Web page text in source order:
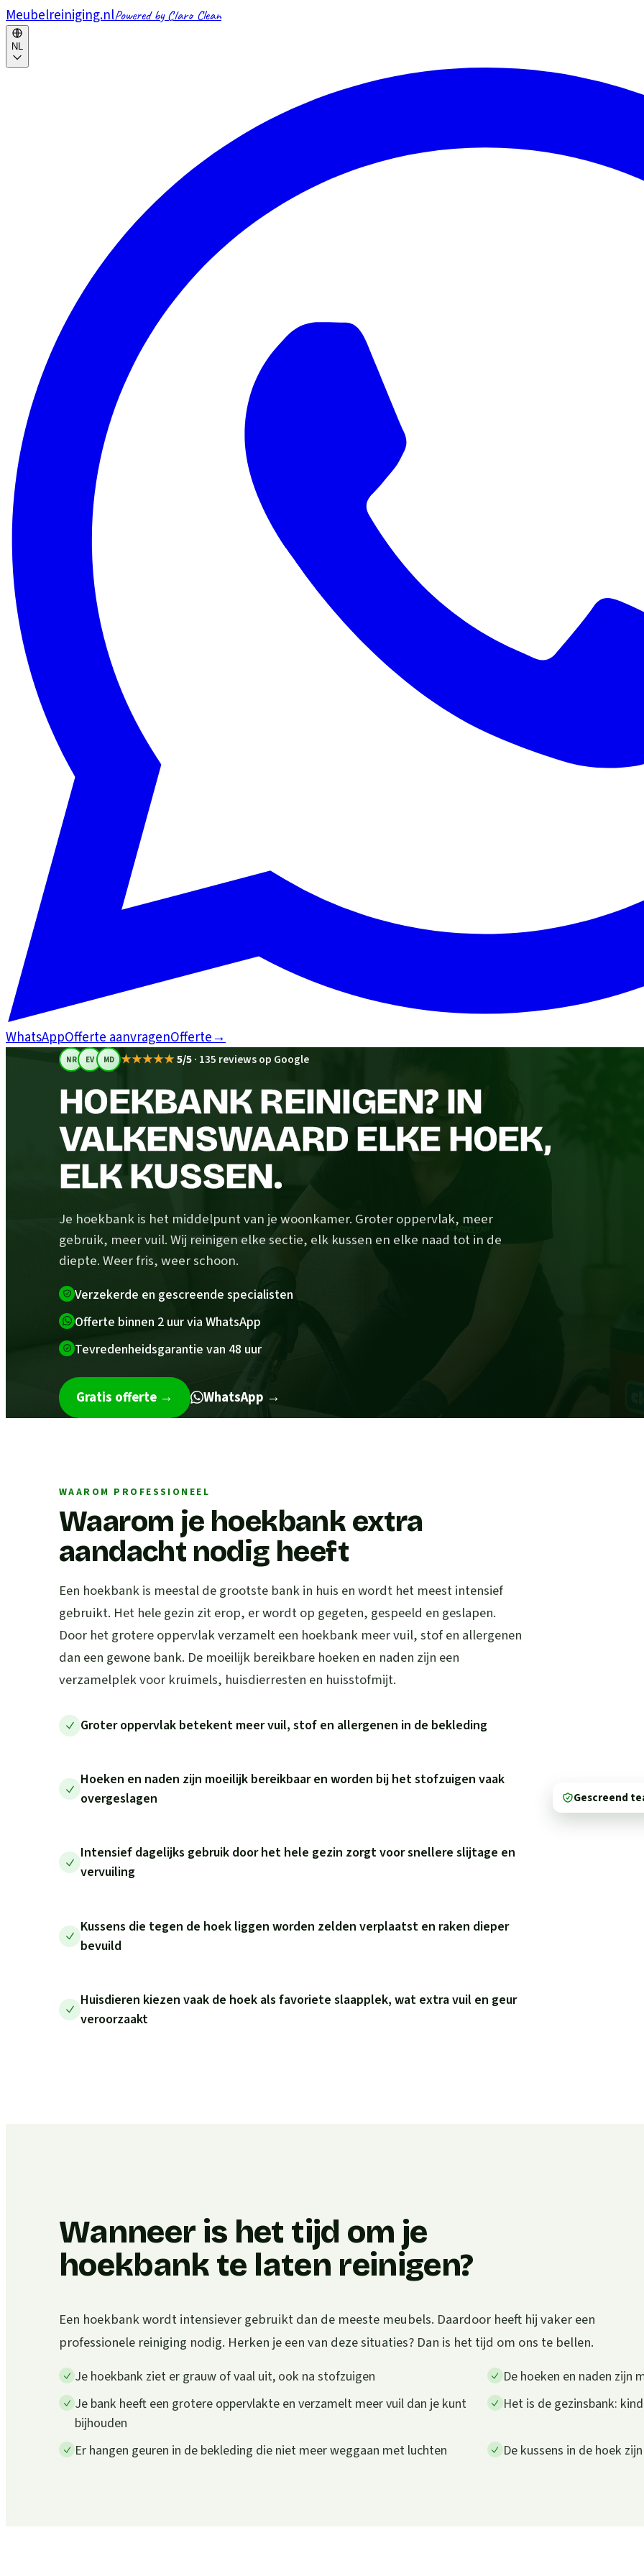
Meubelreiniging.nlPowered by Claro Clean
NL
WhatsAppOfferte aanvragenOfferte→
NR EV MD ★★★★★5/5· 135 reviews op Google
HOEKBANK REINIGEN? IN
VALKENSWAARD ELKE HOEK,
ELK KUSSEN.
Je hoekbank is het middelpunt van je woonkamer. Groter oppervlak, meer
gebruik, meer vuil. Wij reinigen elke sectie, elk kussen en elke naad tot in de
diepte. Weer fris, weer schoon.
Verzekerde en gescreende specialisten
Offerte binnen 2 uur via WhatsApp
Tevredenheidsgarantie van 48 uur
Gratis offerte → WhatsApp →
WAAROM PROFESSIONEEL
Waarom je hoekbank extra
aandacht nodig heeft
Een hoekbank is meestal de grootste bank in huis en wordt het meest intensief
gebruikt. Het hele gezin zit erop, er wordt op gegeten, gespeeld en geslapen.
Door het grotere oppervlak verzamelt een hoekbank meer vuil, stof en allergenen
dan een gewone bank. De moeilijk bereikbare hoeken en naden zijn een
verzamelplek voor kruimels, huisdierresten en huisstofmijt.
Groter oppervlak betekent meer vuil, stof en allergenen in de bekleding
Hoeken en naden zijn moeilijk bereikbaar en worden bij het stofzuigen vaak
overgeslagen
Intensief dagelijks gebruik door het hele gezin zorgt voor snellere slijtage en
vervuiling
Kussens die tegen de hoek liggen worden zelden verplaatst en raken dieper
bevuild
Huisdieren kiezen vaak de hoek als favoriete slaapplek, wat extra vuil en geur
veroorzaakt
Gescreend
Wanneer is het tijd om je
hoekbank te laten reinigen?
Een hoekbank wordt intensiever gebruikt dan de meeste meubels. Daardoor heeft hij vaker een
professionele reiniging nodig. Herken je een van deze situaties? Dan is het tijd om ons te bellen.
Je hoekbank ziet er grauw of vaal uit, ook na stofzuigen
De hoeken en naden zijn
Je bank heeft een grotere oppervlakte en verzamelt meer vuil dan je kunt
bijhouden
Het is de gezinsbank:
Er hangen geuren in de bekleding die niet meer weggaan met luchten De kussens in de hoek